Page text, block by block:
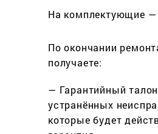
На комплектующие
По окончании
получаете:
— Гарантийный
устранённых
которые будет